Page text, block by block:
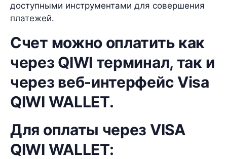
доступными инструментами для совершения
платежей.
Счет можно оплатить как
через QIWI терминал, так и
через веб-интерфейс Visa
QIWI WALLET.
Для оплаты через VISA
QIWI WALLET: